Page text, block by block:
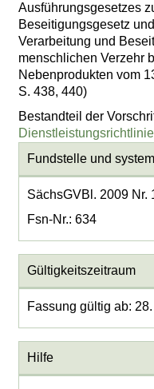
Ausführungsgesetzes
Beseitigungsgesetz
Verarbeitung und
menschlichen Verzehr
Nebenprodukten vom
S. 438, 440)
Bestandteil der
Fundstelle und
SächsGVBl. 2009 Nr.
Fsn-Nr.: 634
Gültigkeitszeitraum
Fassung gültig ab:
Hilfe